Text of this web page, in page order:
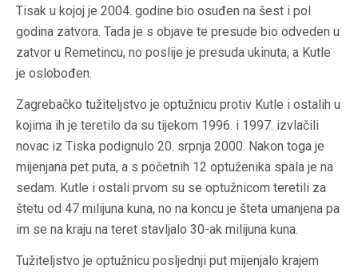
Tisak u kojoj je 2004. godine bio osuđen na šest i pol
godina zatvora. Tada je s objave te presude bio odveden u
zatvor u Remetincu, no poslije je presuda ukinuta, a Kutle
je oslobođen.
Zagrebačko tužiteljstvo je optužnicu protiv Kutle i ostalih u
kojima ih je teretilo da su tijekom 1996. i 1997. izvlačili
novac iz Tiska podignulo 20. srpnja 2000. Nakon toga je
mijenjana pet puta, a s početnih 12 optuženika spala je na
sedam. Kutle i ostali prvom su se optužnicom teretili za
štetu od 47 milijuna kuna, no na koncu je šteta umanjena pa
im se na kraju na teret stavljalo 30-ak milijuna kuna.
Tužiteljstvo je optužnicu posljednji put mijenjalo krajem